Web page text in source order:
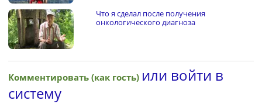
Что я сделал после получения
онкологического диагноза
Комментировать (как гость) или войти в
систему